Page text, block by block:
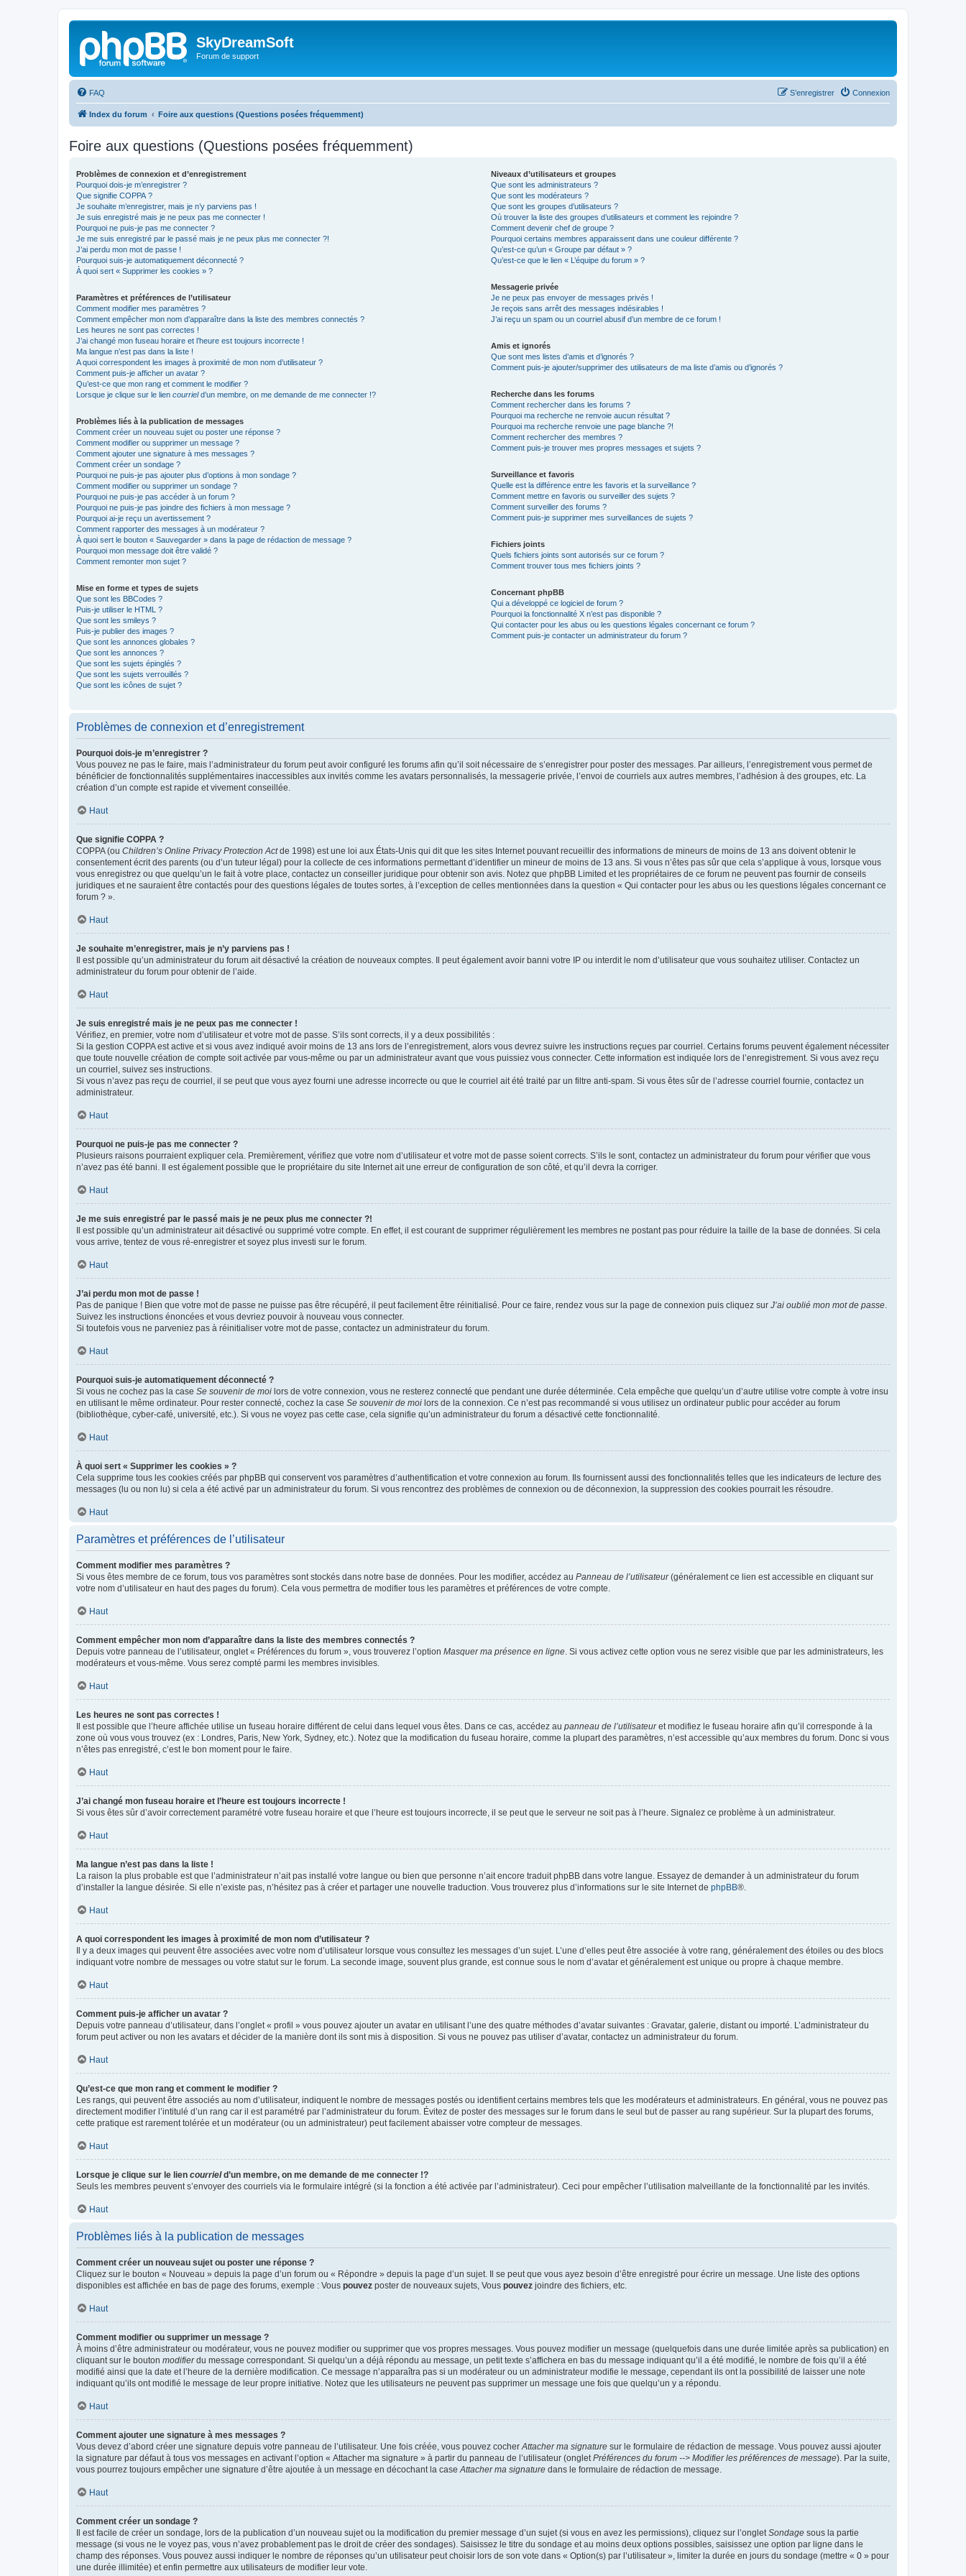
SkyDreamSoft
Forum de support
FAQ Connexion
S’enregistrer
Index du forum Foire aux questions (Questions posées fréquemment)
Foire aux questions (Questions posées fréquemment)
Problèmes de connexion et d’enregistrement
Pourquoi dois-je m’enregistrer ?
Que signifie COPPA ?
Je souhaite m’enregistrer, mais je n’y parviens pas !
Je suis enregistré mais je ne peux pas me connecter !
Pourquoi ne puis-je pas me connecter ?
Je me suis enregistré par le passé mais je ne peux plus me connecter ?!
J’ai perdu mon mot de passe !
Pourquoi suis-je automatiquement déconnecté ?
À quoi sert « Supprimer les cookies » ?
Paramètres et préférences de l’utilisateur
Comment modifier mes paramètres ?
Comment empêcher mon nom d’apparaître dans la liste des membres connectés ?
Les heures ne sont pas correctes !
J’ai changé mon fuseau horaire et l’heure est toujours incorrecte !
Ma langue n’est pas dans la liste !
A quoi correspondent les images à proximité de mon nom d’utilisateur ?
Comment puis-je afficher un avatar ?
Qu’est-ce que mon rang et comment le modifier ?
Lorsque je clique sur le lien courrield’un membre, on me demande de me connecter !?
Problèmes liés à la publication de messages
Comment créer un nouveau sujet ou poster une réponse ?
Comment modifier ou supprimer un message ?
Comment ajouter une signature à mes messages ?
Comment créer un sondage ?
Pourquoi ne puis-je pas ajouter plus d’options à mon sondage ?
Comment modifier ou supprimer un sondage ?
Pourquoi ne puis-je pas accéder à un forum ?
Pourquoi ne puis-je pas joindre des fichiers à mon message ?
Pourquoi ai-je reçu un avertissement ?
Comment rapporter des messages à un modérateur ?
À quoi sert le bouton « Sauvegarder » dans la page de rédaction de message ?
Pourquoi mon message doit être validé ?
Comment remonter mon sujet ?
Mise en forme et types de sujets
Que sont les BBCodes ?
Puis-je utiliser le HTML ?
Que sont les smileys ?
Puis-je publier des images ?
Que sont les annonces globales ?
Que sont les annonces ?
Que sont les sujets épinglés ?
Que sont les sujets verrouillés ?
Que sont les icônes de sujet ?
Niveaux d’utilisateurs et groupes
Que sont les administrateurs ?
Que sont les modérateurs ?
Que sont les groupes d’utilisateurs ?
Où trouver la liste des groupes d’utilisateurs et comment les rejoindre ?
Comment devenir chef de groupe ?
Pourquoi certains membres apparaissent dans une couleur différente ?
Qu’est-ce qu’un « Groupe par défaut » ?
Qu’est-ce que le lien « L’équipe du forum » ?
Messagerie privée
Je ne peux pas envoyer de messages privés !
Je reçois sans arrêt des messages indésirables !
J’ai reçu un spam ou un courriel abusif d’un membre de ce forum !
Amis et ignorés
Que sont mes listes d’amis et d’ignorés ?
Comment puis-je ajouter/supprimer des utilisateurs de ma liste d’amis ou d’ignorés ?
Recherche dans les forums
Comment rechercher dans les forums ?
Pourquoi ma recherche ne renvoie aucun résultat ?
Pourquoi ma recherche renvoie une page blanche ?!
Comment rechercher des membres ?
Comment puis-je trouver mes propres messages et sujets ?
Surveillance et favoris
Quelle est la différence entre les favoris et la surveillance ?
Comment mettre en favoris ou surveiller des sujets ?
Comment surveiller des forums ?
Comment puis-je supprimer mes surveillances de sujets ?
Fichiers joints
Quels fichiers joints sont autorisés sur ce forum ?
Comment trouver tous mes fichiers joints ?
Concernant phpBB
Qui a développé ce logiciel de forum ?
Pourquoi la fonctionnalité X n’est pas disponible ?
Qui contacter pour les abus ou les questions légales concernant ce forum ?
Comment puis-je contacter un administrateur du forum ?
Problèmes de connexion et d’enregistrement
Pourquoi dois-je m’enregistrer ?
Vous pouvez ne pas le faire, mais l’administrateur du forum peut avoir configuré les forums afin qu’il soit nécessaire de s’enregistrer pour poster des messages. Par ailleurs, l’enregistrement vous permet de
bénéficier de fonctionnalités supplémentaires inaccessibles aux invités comme les avatars personnalisés, la messagerie privée, l’envoi de courriels aux autres membres, l’adhésion à des groupes, etc. La
création d’un compte est rapide et vivement conseillée.
Haut
Que signifie COPPA ?
COPPA (ou Children’s Online Privacy Protection Actde 1998) est une loi aux États-Unis qui dit que les sites Internet pouvant recueillir des informations de mineurs de moins de 13 ans doivent obtenir le
consentement écrit des parents (ou d’un tuteur légal) pour la collecte de ces informations permettant d’identifier un mineur de moins de 13 ans. Si vous n’êtes pas sûr que cela s’applique à vous, lorsque vous
vous enregistrez ou que quelqu’un le fait à votre place, contactez un conseiller juridique pour obtenir son avis. Notez que phpBB Limited et les propriétaires de ce forum ne peuvent pas fournir de conseils
juridiques et ne sauraient être contactés pour des questions légales de toutes sortes, à l’exception de celles mentionnées dans la question « Qui contacter pour les abus ou les questions légales concernant ce
forum ? ».
Haut
Je souhaite m’enregistrer, mais je n’y parviens pas !
Il est possible qu’un administrateur du forum ait désactivé la création de nouveaux comptes. Il peut également avoir banni votre IP ou interdit le nom d’utilisateur que vous souhaitez utiliser. Contactez un
administrateur du forum pour obtenir de l’aide.
Haut
Je suis enregistré mais je ne peux pas me connecter !
Vérifiez, en premier, votre nom d’utilisateur et votre mot de passe. S’ils sont corrects, il y a deux possibilités :
Si la gestion COPPA est active et si vous avez indiqué avoir moins de 13 ans lors de l’enregistrement, alors vous devrez suivre les instructions reçues par courriel. Certains forums peuvent également nécessiter
que toute nouvelle création de compte soit activée par vous-même ou par un administrateur avant que vous puissiez vous connecter. Cette information est indiquée lors de l’enregistrement. Si vous avez reçu
un courriel, suivez ses instructions.
Si vous n’avez pas reçu de courriel, il se peut que vous ayez fourni une adresse incorrecte ou que le courriel ait été traité par un filtre anti-spam. Si vous êtes sûr de l’adresse courriel fournie, contactez un
administrateur.
Haut
Pourquoi ne puis-je pas me connecter ?
Plusieurs raisons pourraient expliquer cela. Premièrement, vérifiez que votre nom d’utilisateur et votre mot de passe soient corrects. S’ils le sont, contactez un administrateur du forum pour vérifier que vous
n’avez pas été banni. Il est également possible que le propriétaire du site Internet ait une erreur de configuration de son côté, et qu’il devra la corriger.
Haut
Je me suis enregistré par le passé mais je ne peux plus me connecter ?!
Il est possible qu’un administrateur ait désactivé ou supprimé votre compte. En effet, il est courant de supprimer régulièrement les membres ne postant pas pour réduire la taille de la base de données. Si cela
vous arrive, tentez de vous ré-enregistrer et soyez plus investi sur le forum.
Haut
J’ai perdu mon mot de passe !
Pas de panique ! Bien que votre mot de passe ne puisse pas être récupéré, il peut facilement être réinitialisé. Pour ce faire, rendez vous sur la page de connexion puis cliquez sur J’ai oublié mon mot de passe
Suivez les instructions énoncées et vous devriez pouvoir à nouveau vous connecter.
Si toutefois vous ne parveniez pas à réinitialiser votre mot de passe, contactez un administrateur du forum.
Haut
Pourquoi suis-je automatiquement déconnecté ?
Si vous ne cochez pas la case Se souvenir de moi lors de votre connexion, vous ne resterez connecté que pendant une durée déterminée. Cela empêche que quelqu’un d’autre utilise votre compte à votre insu
en utilisant le même ordinateur. Pour rester connecté, cochez la case Se souvenir de moi lors de la connexion. Ce n’est pas recommandé si vous utilisez un ordinateur public pour accéder au forum
(bibliothèque, cyber-café, université, etc.). Si vous ne voyez pas cette case, cela signifie qu’un administrateur du forum a désactivé cette fonctionnalité.
Haut
À quoi sert « Supprimer les cookies » ?
Cela supprime tous les cookies créés par phpBB qui conservent vos paramètres d’authentification et votre connexion au forum. Ils fournissent aussi des fonctionnalités telles que les indicateurs de lecture des
messages (lu ou non lu) si cela a été activé par un administrateur du forum. Si vous rencontrez des problèmes de connexion ou de déconnexion, la suppression des cookies pourrait les résoudre.
Haut
Paramètres et préférences de l’utilisateur
Comment modifier mes paramètres ?
Si vous êtes membre de ce forum, tous vos paramètres sont stockés dans notre base de données. Pour les modifier, accédez au Panneau de l’utilisateur(généralement ce lien est accessible en cliquant sur
votre nom d’utilisateur en haut des pages du forum). Cela vous permettra de modifier tous les paramètres et préférences de votre compte.
Haut
Comment empêcher mon nom d’apparaître dans la liste des membres connectés ?
Depuis votre panneau de l’utilisateur, onglet « Préférences du forum », vous trouverez l’option Masquer ma présence en ligne . Si vous activez cette option vous ne serez visible que par les administrateurs, les
modérateurs et vous-même. Vous serez compté parmi les membres invisibles.
Haut
Les heures ne sont pas correctes !
Il est possible que l’heure affichée utilise un fuseau horaire différent de celui dans lequel vous êtes. Dans ce cas, accédez au panneau de l’utilisateuret modifiez le fuseau horaire afin qu’il corresponde à la
zone où vous vous trouvez (ex : Londres, Paris, New York, Sydney, etc.). Notez que la modification du fuseau horaire, comme la plupart des paramètres, n’est accessible qu’aux membres du forum. Donc si vous
n’êtes pas enregistré, c’est le bon moment pour le faire.
Haut
J’ai changé mon fuseau horaire et l’heure est toujours incorrecte !
Si vous êtes sûr d’avoir correctement paramétré votre fuseau horaire et que l’heure est toujours incorrecte, il se peut que le serveur ne soit pas à l’heure. Signalez ce problème à un administrateur.
Haut
Ma langue n’est pas dans la liste !
La raison la plus probable est que l’administrateur n’ait pas installé votre langue ou bien que personne n’ait encore traduit phpBB dans votre langue. Essayez de demander à un administrateur du forum
d’installer la langue désirée. Si elle n’existe pas, n’hésitez pas à créer et partager une nouvelle traduction. Vous trouverez plus d’informations sur le site Internet de phpBB®.
Haut
A quoi correspondent les images à proximité de mon nom d’utilisateur ?
Il y a deux images qui peuvent être associées avec votre nom d’utilisateur lorsque vous consultez les messages d’un sujet. L’une d’elles peut être associée à votre rang, généralement des étoiles ou des blocs
indiquant votre nombre de messages ou votre statut sur le forum. La seconde image, souvent plus grande, est connue sous le nom d’avatar et généralement est unique ou propre à chaque membre.
Haut
Comment puis-je afficher un avatar ?
Depuis votre panneau d’utilisateur, dans l’onglet « profil » vous pouvez ajouter un avatar en utilisant l’une des quatre méthodes d’avatar suivantes : Gravatar, galerie, distant ou importé. L’administrateur du
forum peut activer ou non les avatars et décider de la manière dont ils sont mis à disposition. Si vous ne pouvez pas utiliser d’avatar, contactez un administrateur du forum.
Haut
Qu’est-ce que mon rang et comment le modifier ?
Les rangs, qui peuvent être associés au nom d’utilisateur, indiquent le nombre de messages postés ou identifient certains membres tels que les modérateurs et administrateurs. En général, vous ne pouvez pas
directement modifier l’intitulé d’un rang car il est paramétré par l’administrateur du forum. Évitez de poster des messages sur le forum dans le seul but de passer au rang supérieur. Sur la plupart des forums,
cette pratique est rarement tolérée et un modérateur (ou un administrateur) peut facilement abaisser votre compteur de messages.
Haut
Lorsque je clique sur le lien courrield’un membre, on me demande de me connecter !?
Seuls les membres peuvent s’envoyer des courriels via le formulaire intégré (si la fonction a été activée par l’administrateur). Ceci pour empêcher l’utilisation malveillante de la fonctionnalité par les invités.
Haut
Problèmes liés à la publication de messages
Comment créer un nouveau sujet ou poster une réponse ?
Cliquez sur le bouton « Nouveau » depuis la page d’un forum ou « Répondre » depuis la page d’un sujet. Il se peut que vous ayez besoin d’être enregistré pour écrire un message. Une liste des options
disponibles est affichée en bas de page des forums, exemple : Vous pouvez poster de nouveaux sujets, Vous pouvez joindre des fichiers, etc.
Haut
Comment modifier ou supprimer un message ?
À moins d’être administrateur ou modérateur, vous ne pouvez modifier ou supprimer que vos propres messages. Vous pouvez modifier un message (quelquefois dans une durée limitée après sa publication) en
cliquant sur le bouton modifierdu message correspondant. Si quelqu’un a déjà répondu au message, un petit texte s’affichera en bas du message indiquant qu’il a été modifié, le nombre de fois qu’il a été
modifié ainsi que la date et l’heure de la dernière modification. Ce message n’apparaîtra pas si un modérateur ou un administrateur modifie le message, cependant ils ont la possibilité de laisser une note
indiquant qu’ils ont modifié le message de leur propre initiative. Notez que les utilisateurs ne peuvent pas supprimer un message une fois que quelqu’un y a répondu.
Haut
Comment ajouter une signature à mes messages ?
Vous devez d’abord créer une signature depuis votre panneau de l’utilisateur. Une fois créée, vous pouvez cocher Attacher ma signature sur le formulaire de rédaction de message. Vous pouvez aussi ajouter
la signature par défaut à tous vos messages en activant l’option « Attacher ma signature » à partir du panneau de l’utilisateur (onglet Préférences du forum --> Modifier les préférences de message). Par la suite,
vous pourrez toujours empêcher une signature d’être ajoutée à un message en décochant la case Attacher ma signature dans le formulaire de rédaction de message.
Haut
Comment créer un sondage ?
Il est facile de créer un sondage, lors de la publication d’un nouveau sujet ou la modification du premier message d’un sujet (si vous en avez les permissions), cliquez sur l’onglet Sondage sous la partie
message (si vous ne le voyez pas, vous n’avez probablement pas le droit de créer des sondages). Saisissez le titre du sondage et au moins deux options possibles, saisissez une option par ligne dans le
champ des réponses. Vous pouvez aussi indiquer le nombre de réponses qu’un utilisateur peut choisir lors de son vote dans « Option(s) par l’utilisateur », limiter la durée en jours du sondage (mettre « 0 » pour
une durée illimitée) et enfin permettre aux utilisateurs de modifier leur vote.